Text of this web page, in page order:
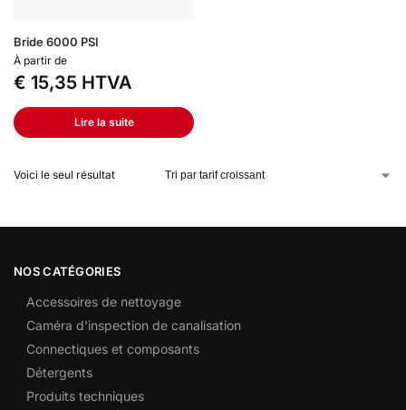
Bride 6000 PSI
À partir de
€ 15,35 HTVA
Lire la suite
Voici le seul résultat
NOS CATÉGORIES
Accessoires de nettoyage
Caméra d’inspection de canalisation
Connectiques et composants
Détergents
Produits techniques